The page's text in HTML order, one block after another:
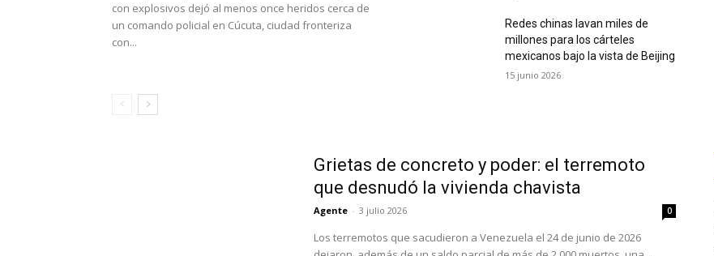
con explosivos dejó al menos once heridos cerca de
un comando policial en Cúcuta, ciudad fronteriza
con...
Redes chinas lavan miles de
millones para los cárteles
mexicanos bajo la vista de Beijing
15 junio 2026
Grietas de concreto y poder: el terremoto
que desnudó la vivienda chavista
Agente - 3 julio 2026 0
Los terremotos que sacudieron a Venezuela el 24 de junio de 2026